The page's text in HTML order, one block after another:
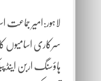
سرکاری اسامیوں
ہاؤسنگ اربن اینڈ